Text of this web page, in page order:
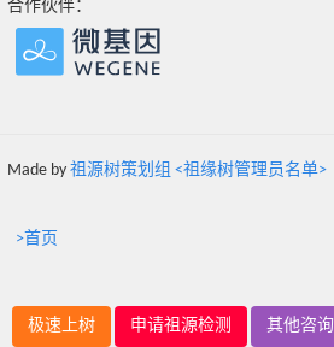
合作伙伴：
Made by 祖源树策划组 <祖缘树管理员名单>
>首页
极速上树 申请祖源检测 其他咨询